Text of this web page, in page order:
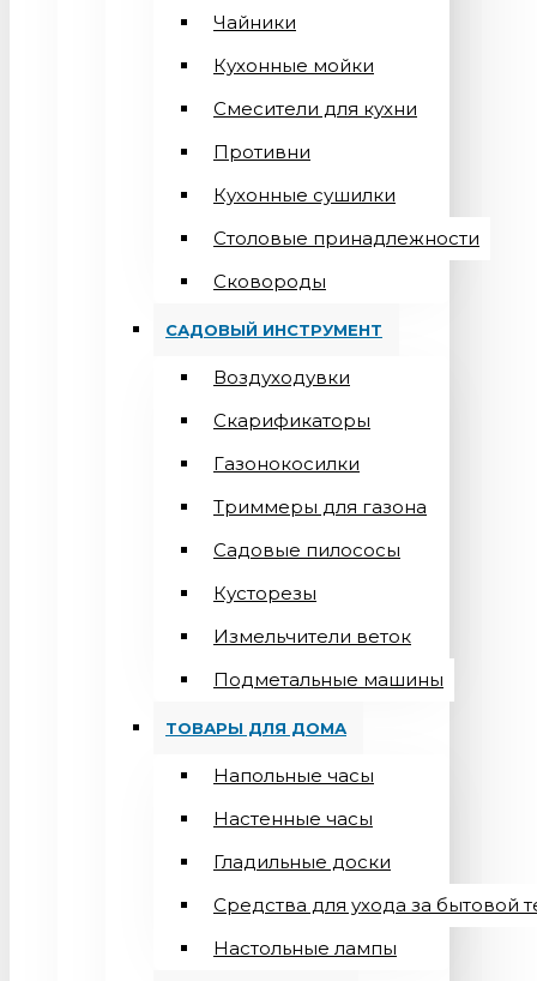
Чайники
Кухонные мойки
Смесители для кухни
Противни
Кухонные сушилки
Столовые принадлежности
Сковороды
САДОВЫЙ ИНСТРУМЕНТ
Воздуходувки
Скарификаторы
Газонокосилки
Триммеры для газона
Садовые пилососы
Кусторезы
Измельчители веток
Подметальные машины
ТОВАРЫ ДЛЯ ДОМА
Напольные часы
Настенные часы
Гладильные доски
Средства для ухода за бытовой
Настольные лампы